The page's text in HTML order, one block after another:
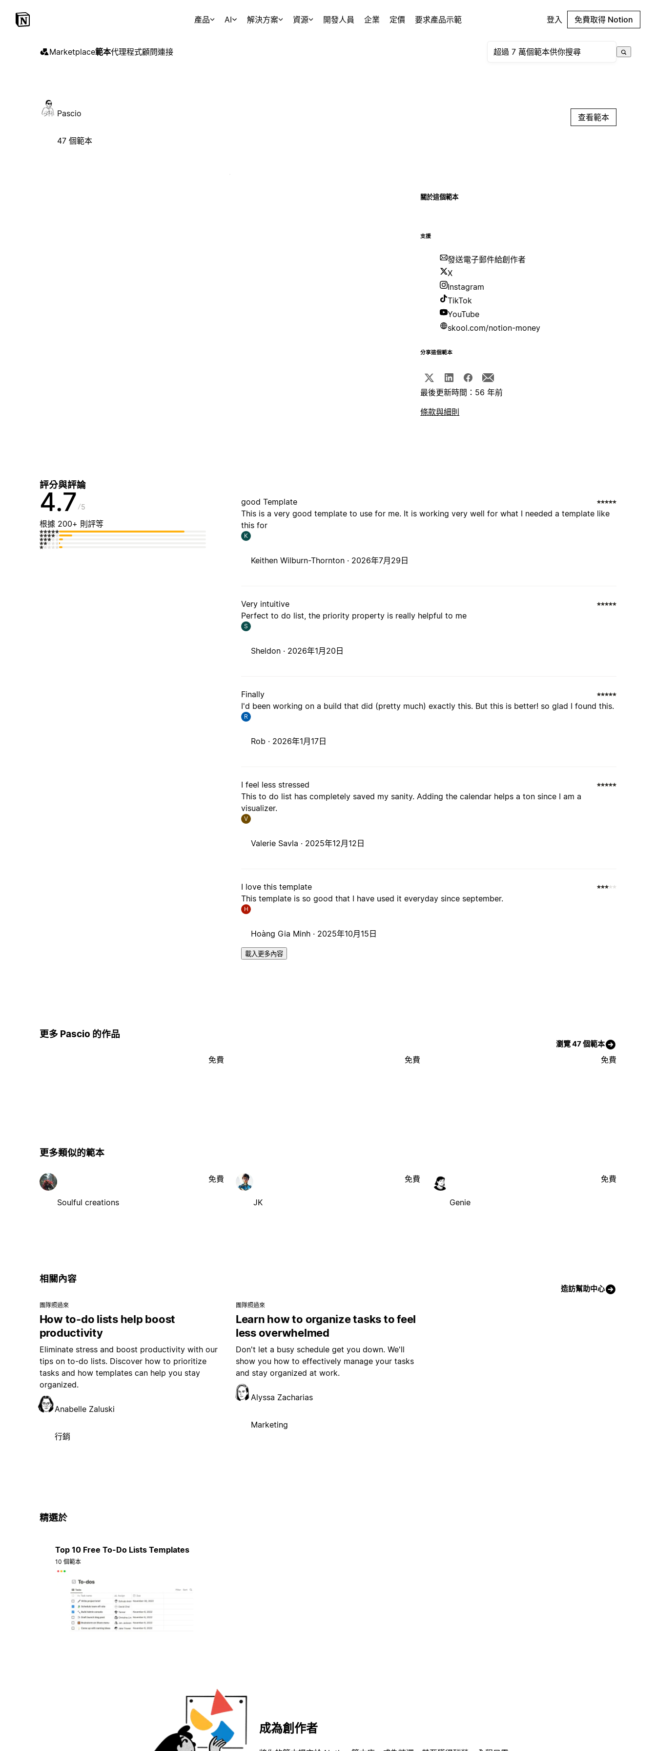
產品 AI 解決方案 資源 開發人員 企業 定價 要求產品示範 登入 免費取得 Notion
Marketplace範本代理程式顧問連接
Pascio
47 個範本
查看範本
關於這個範本
支援
發送電子郵件給創作者
X
Instagram
TikTok
YouTube
skool.com/notion-money
分享這個範本
最後更新時間：56 年前
條款與細則
評分與評論
4.7 5
根據 200+ 則評等
good Template
This is a very good template to use for me. It is working very well for what I needed a template like
this for
K
Keithen Wilburn-Thornton · 2026年7月29日
Very intuitive
Perfect to do list, the priority property is really helpful to me
S
Sheldon · 2026年1月20日
Finally
I'd been working on a build that did (pretty much) exactly this. But this is better! so glad I found this.
R
Rob · 2026年1月17日
I feel less stressed
This to do list has completely saved my sanity. Adding the calendar helps a ton since I am a
visualizer.
V
Valerie Savla · 2025年12月12日
I love this template
This template is so good that I have used it everyday since september.
H
Hoàng Gia Minh · 2025年10月15日
載入更多內容
更多 Pascio 的作品
瀏覽 47 個範本
免費 免費 免費
更多類似的範本
Soulful creations
免費
JK
免費
Genie
免費
相關內容
造訪幫助中心
團隊照過來
How to-do lists help boost
productivity
Eliminate stress and boost productivity with our
tips on to-do lists. Discover how to prioritize
tasks and how templates can help you stay
organized.
Anabelle Zaluski
行銷
團隊照過來
Learn how to organize tasks to feel
less overwhelmed
Don't let a busy schedule get you down. We'll
show you how to effectively manage your tasks
and stay organized at work.
Alyssa Zacharias
Marketing
精選於
Top 10 Free To-Do Lists Templates
10 個範本
成為創作者